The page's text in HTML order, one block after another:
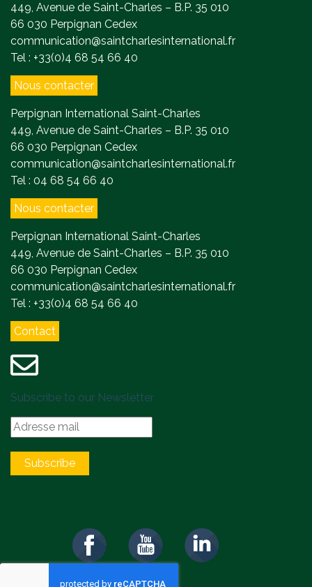
449, Avenue de Saint-Charles – B.P. 35 010
66 030 Perpignan Cedex
communication@saintcharlesinternational.fr
Tel : +33(0)4 68 54 66 40
Nous contacter
Perpignan International Saint-Charles
449, Avenue de Saint-Charles – B.P. 35 010
66 030 Perpignan Cedex
communication@saintcharlesinternational.fr
Tel : 04 68 54 66 40
Nous contacter
Perpignan International Saint-Charles
449, Avenue de Saint-Charles – B.P. 35 010
66 030 Perpignan Cedex
communication@saintcharlesinternational.fr
Tel : +33(0)4 68 54 66 40
Contact
Subscribe to our Newsletter
Subscribe